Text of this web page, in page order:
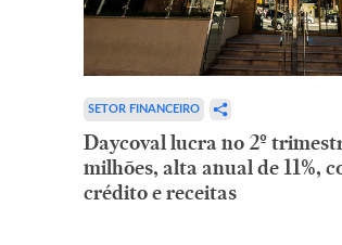
SETOR FINANCEIRO
Daycoval lucra no 2º
milhões, alta anual de 11%,
crédito e receitas